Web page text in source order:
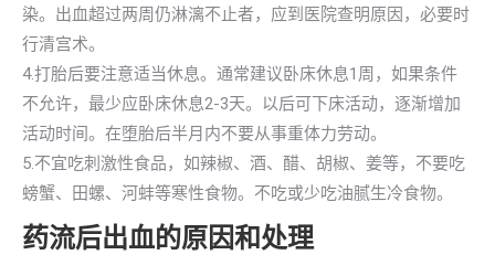
染。出血超过两周仍淋漓不止者，应到医院查明原因，必要时
行清宫术。
4.打胎后要注意适当休息。通常建议卧床休息1周，如果条件
不允许，最少应卧床休息2-3天。以后可下床活动，逐渐增加
活动时间。在堕胎后半月内不要从事重体力劳动。
5.不宜吃刺激性食品，如辣椒、酒、醋、胡椒、姜等，不要吃
螃蟹、田螺、河蚌等寒性食物。不吃或少吃油腻生冷食物。
药流后出血的原因和处理